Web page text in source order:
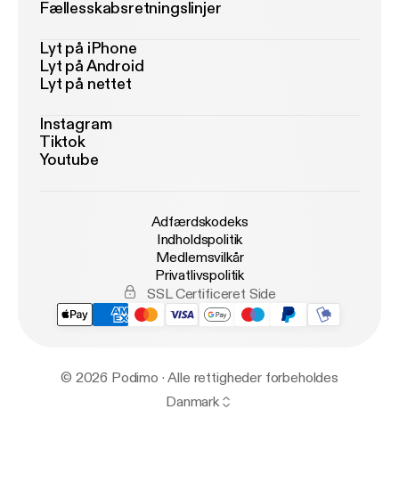
Fællesskabsretningslinjer
Lyt på iPhone
Lyt på Android
Lyt på nettet
Instagram
Tiktok
Youtube
Adfærdskodeks
Indholdspolitik
Medlemsvilkår
Privatlivspolitik
SSL Certificeret Side
© 2026 Podimo · Alle rettigheder forbeholdes
Danmark